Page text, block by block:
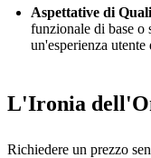
Aspettative di
funzionale di base o
un'esperienza
L'Ironia
Richiedere un prezzo